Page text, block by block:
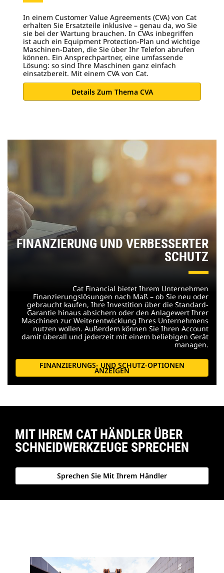
In einem Customer Value Agreements (CVA) von Cat
erhalten Sie Ersatzteile inklusive – genau da, wo Sie
sie bei der Wartung brauchen. In CVAs inbegriffen
ist auch ein Equipment Protection-Plan und wichtige
Maschinen-Daten, die Sie über Ihr Telefon abrufen
können. Ein Ansprechpartner, eine umfassende
Lösung: so sind Ihre Maschinen ganz einfach
einsatzbereit. Mit einem CVA von Cat.
Details Zum Thema CVA
FINANZIERUNG UND VERBESSERTER
SCHUTZ
Cat Financial bietet Ihrem Unternehmen
Finanzierungslösungen nach Maß – ob Sie neu oder
gebraucht kaufen, Ihre Investition über die Standard-
Garantie hinaus absichern oder den Anlagewert Ihrer
Maschinen zur Weiterentwicklung Ihres Unternehmens
nutzen wollen. Außerdem können Sie Ihren Account
damit überall und jederzeit mit einem beliebigen Gerät
managen.
FINANZIERUNGS- UND SCHUTZ-OPTIONEN
ANZEIGEN
MIT IHREM CAT HÄNDLER ÜBER
SCHNEIDWERKZEUGE SPRECHEN
Sprechen Sie Mit Ihrem Händler